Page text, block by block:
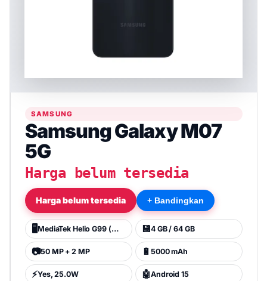
SAMSUNG
Samsung Galaxy M07
5G
Harga belum tersedia
Harga belum tersedia + Bandingkan
🖥️ MediaTek Helio G99 (MT6789) 💾4 GB / 64 GB
📷50 MP + 2 MP 🔋 5000 mAh
⚡Yes, 25.0W 🤖Android 15